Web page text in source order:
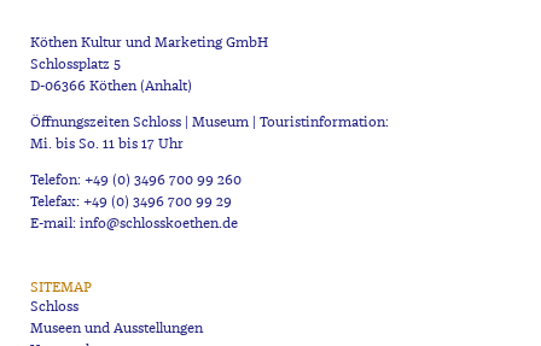
Köthen Kultur und Marketing GmbH
Schlossplatz 5
D-06366 Köthen (Anhalt)
Öffnungszeiten Schloss | Museum | Touristinformation:
Mi. bis So. 11 bis 17 Uhr
Telefon: +49 (0) 3496 700 99 260
Telefax: +49 (0) 3496 700 99 29
E-mail: info@schlosskoethen.de
SITEMAP
Schloss
Museen und Ausstellungen